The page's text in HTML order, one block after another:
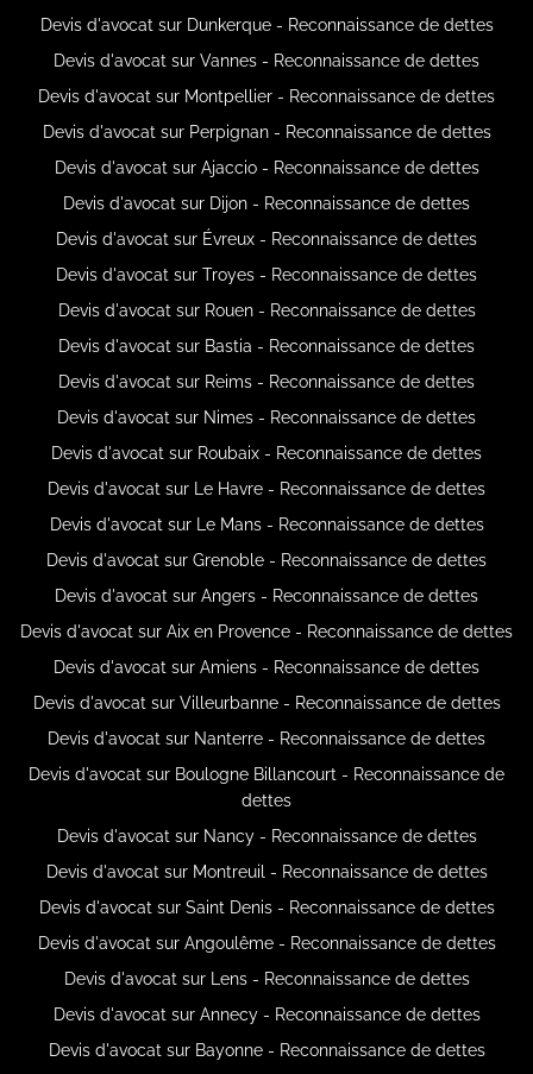
Devis d'avocat sur Dunkerque - Reconnaissance de dettes
Devis d'avocat sur Vannes - Reconnaissance de dettes
Devis d'avocat sur Montpellier - Reconnaissance de dettes
Devis d'avocat sur Perpignan - Reconnaissance de dettes
Devis d'avocat sur Ajaccio - Reconnaissance de dettes
Devis d'avocat sur Dijon - Reconnaissance de dettes
Devis d'avocat sur Évreux - Reconnaissance de dettes
Devis d'avocat sur Troyes - Reconnaissance de dettes
Devis d'avocat sur Rouen - Reconnaissance de dettes
Devis d'avocat sur Bastia - Reconnaissance de dettes
Devis d'avocat sur Reims - Reconnaissance de dettes
Devis d'avocat sur Nimes - Reconnaissance de dettes
Devis d'avocat sur Roubaix - Reconnaissance de dettes
Devis d'avocat sur Le Havre - Reconnaissance de dettes
Devis d'avocat sur Le Mans - Reconnaissance de dettes
Devis d'avocat sur Grenoble - Reconnaissance de dettes
Devis d'avocat sur Angers - Reconnaissance de dettes
Devis d'avocat sur Aix en Provence - Reconnaissance de dettes
Devis d'avocat sur Amiens - Reconnaissance de dettes
Devis d'avocat sur Villeurbanne - Reconnaissance de dettes
Devis d'avocat sur Nanterre - Reconnaissance de dettes
Devis d'avocat sur Boulogne Billancourt - Reconnaissance de
dettes
Devis d'avocat sur Nancy - Reconnaissance de dettes
Devis d'avocat sur Montreuil - Reconnaissance de dettes
Devis d'avocat sur Saint Denis - Reconnaissance de dettes
Devis d'avocat sur Angoulême - Reconnaissance de dettes
Devis d'avocat sur Lens - Reconnaissance de dettes
Devis d'avocat sur Annecy - Reconnaissance de dettes
Devis d'avocat sur Bayonne - Reconnaissance de dettes